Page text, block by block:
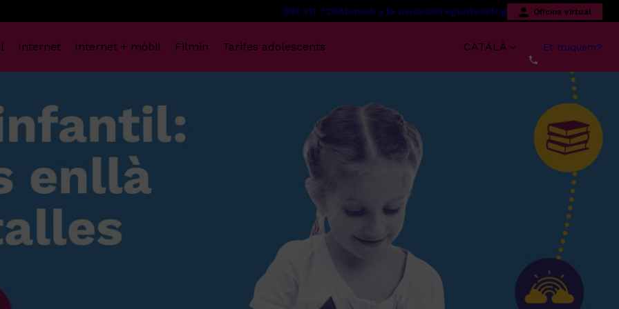
931 311 728Atenció a la usuàriaPreguntesBlog Oficina virtual
Internet Internet + mòbil Filmin Tarifes adolescents CATALÀ Et truquem?